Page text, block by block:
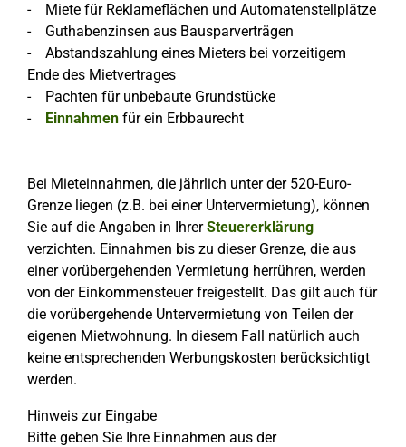
- Miete für Reklameflächen und Automatenstellplätze
- Guthabenzinsen aus Bausparverträgen
- Abstandszahlung eines Mieters bei vorzeitigem
Ende des Mietvertrages
- Pachten für unbebaute Grundstücke
- Einnahmen für ein Erbbaurecht
Bei Mieteinnahmen, die jährlich unter der 520-Euro-
Grenze liegen (z.B. bei einer Untervermietung), können
Sie auf die Angaben in IhrerSteuererklärung
verzichten. Einnahmen bis zu dieser Grenze, die aus
einer vorübergehenden Vermietung herrühren, werden
von der Einkommensteuer freigestellt. Das gilt auch für
die vorübergehende Untervermietung von Teilen der
eigenen Mietwohnung. In diesem Fall natürlich auch
keine entsprechenden Werbungskosten berücksichtigt
werden.
Hinweis zur Eingabe
Bitte geben Sie Ihre Einnahmen aus der